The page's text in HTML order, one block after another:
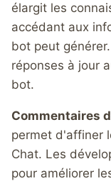
élargit les
accédant aux
bot peut
réponses à jour
bot.
Commentaires
permet d'affiner
Chat. Les
pour améliorer